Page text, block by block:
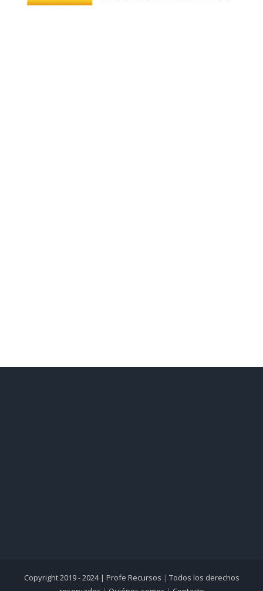
Copyright 2019 - 2024 | Profe Recursos | Todos los derechos